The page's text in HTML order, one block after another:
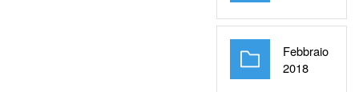
Febbraio
2018Cartella